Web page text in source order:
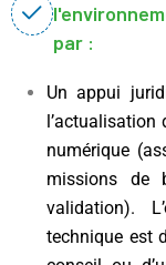
par :
Un appui
numérique
missions de
validation).
technique est